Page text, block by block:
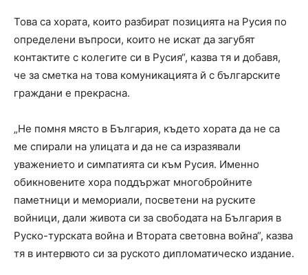
Това са хората, които разбират позицията на Русия по
определени въпроси, които не искат да загубят
контактите с колегите си в Русия“, казва тя и добавя,
че за сметка на това комуникацията й с българските
граждани е прекрасна.
„Не помня място в България, където хората да не са
ме спирали на улицата и да не са изразявали
уважението и симпатията си към Русия. Именно
обикновените хора поддържат многобройните
паметници и мемориали, посветени на руските
войници, дали живота си за свободата на България в
Руско-турската война и Втората световна война“, казва
тя в интервюто си за руското дипломатическо издание.